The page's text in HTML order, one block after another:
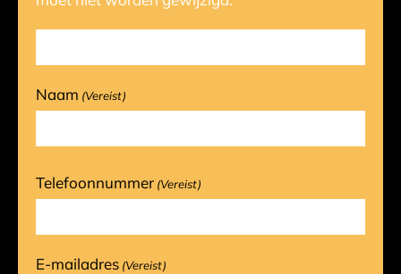
Naam (Vereist)
Telefoonnummer (Vereist)
E-mailadres (Vereist)